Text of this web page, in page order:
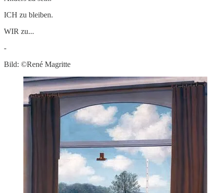
ICH zu bleiben.
WIR zu...
-
Bild: ©René Magritte